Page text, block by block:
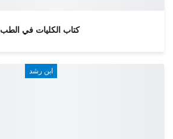
كتاب الكليات في الطب
ابن رشد